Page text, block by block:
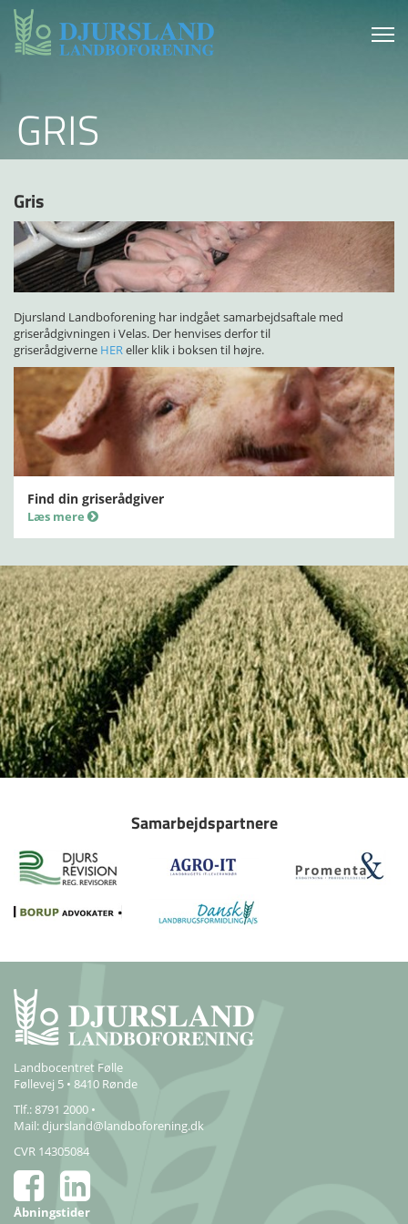
GRIS
Gris
Djursland Landboforening har indgået samarbejdsaftale med
griserådgivningen i Velas. Der henvises derfor til
griserådgiverne HEReller klik i boksen til højre.
Find din griserådgiver
Læs mere
Samarbejdspartnere
Landbocentret Følle
Føllevej 5 • 8410 Rønde
Tlf.: 8791 2000 •
Mail:djursland@landboforening.dk
CVR 14305084
Åbningstider